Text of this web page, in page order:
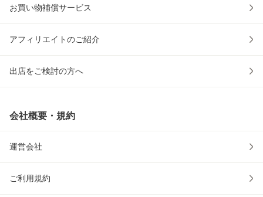
お買い物補償サービス
アフィリエイトのご紹介
出店をご検討の方へ
会社概要・規約
運営会社
ご利用規約